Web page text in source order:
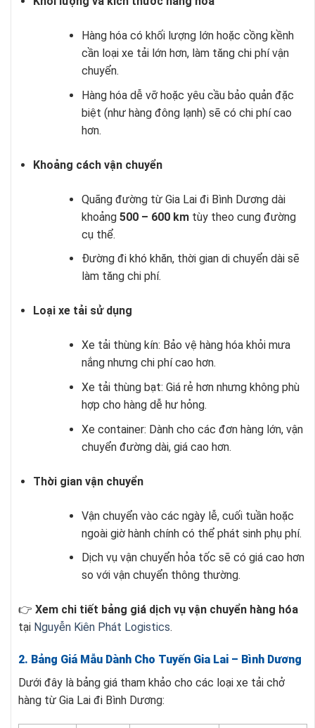
Hàng hóa có khối lượng lớn hoặc cồng kềnh
cần loại xe tải lớn hơn, làm tăng chi phí vận
chuyển.
Hàng hóa dễ vỡ hoặc yêu cầu bảo quản đặc
biệt (như hàng đông lạnh) sẽ có chi phí cao
hơn.
Khoảng cách vận chuyển
Quãng đường từ Gia Lai đi Bình Dương dài
khoảng 500 – 600 kmtùy theo cung đường
cụ thể.
Đường đi khó khăn, thời gian di chuyển dài sẽ
làm tăng chi phí.
Loại xe tải sử dụng
Xe tải thùng kín: Bảo vệ hàng hóa khỏi mưa
nắng nhưng chi phí cao hơn.
Xe tải thùng bạt: Giá rẻ hơn nhưng không phù
hợp cho hàng dễ hư hỏng.
Xe container: Dành cho các đơn hàng lớn, vận
chuyển đường dài, giá cao hơn.
Thời gian vận chuyển
Vận chuyển vào các ngày lễ, cuối tuần hoặc
ngoài giờ hành chính có thể phát sinh phụ phí.
Dịch vụ vận chuyển hỏa tốc sẽ có giá cao hơn
so với vận chuyển thông thường.
👉 Xem chi tiết bảng giá dịch vụ vận chuyển hàng hóa
tại Nguyễn Kiên Phát Logistics.
2. Bảng Giá Mẫu Dành Cho Tuyến Gia Lai – Bình Dương
Dưới đây là bảng giá tham khảo cho các loại xe tải chở
hàng từ Gia Lai đi Bình Dương: